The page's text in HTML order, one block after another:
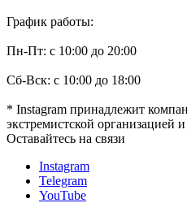
График работы:
Пн-Пт: с 10:00 до 20:00
Сб-Вск: с 10:00 до 18:00
* Instagram принадлежит
экстремистской организацией
Оставайтесь на связи
Instagram
Telegram
YouTube